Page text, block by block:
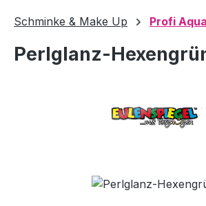
Schminke & Make Up Profi
Perlglanz-
Bildergalerie überspringen